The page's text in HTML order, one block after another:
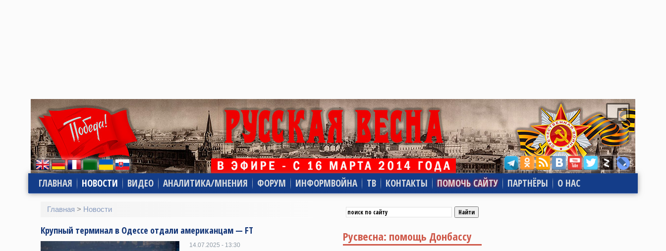
ГЛАВНАЯ НОВОСТИ ВИДЕО АНАЛИТИКА/МНЕНИЯ ФОРУМ ИНФОРМВОЙНА ТВ КОНТАКТЫ ПОМОЧЬ САЙТУ ПАРТНЁРЫ О НАС
Главная > Новости
Крупный терминал в Одессе отдали американцам — FT
14.07.2025 - 13:30
Русвесна: помощь Донбассу